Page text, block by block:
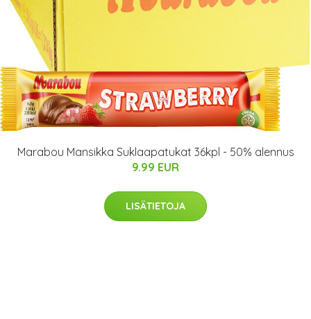
Marabou Mansikka Suklaapatukat 36kpl - 50% alennus
9.99 EUR
LISÄTIETOJA